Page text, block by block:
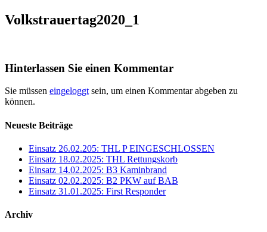
Volkstrauertag2020_1
Hinterlassen Sie einen Kommentar
Sie müssen eingeloggt sein, um einen Kommentar abgeben zu
können.
Neueste Beiträge
Einsatz 26.02.205: THL P EINGESCHLOSSEN
Einsatz 18.02.2025: THL Rettungskorb
Einsatz 14.02.2025: B3 Kaminbrand
Einsatz 02.02.2025: B2 PKW auf BAB
Einsatz 31.01.2025: First Responder
Archiv